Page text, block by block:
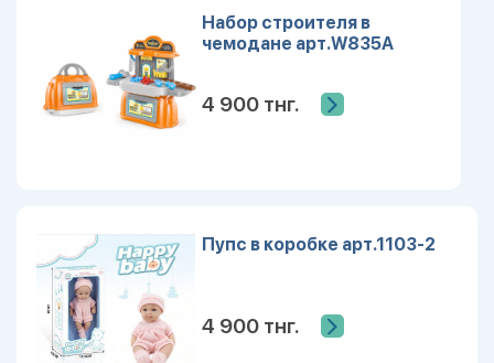
Набор строителя в
чемодане арт.W835A
4 900 тнг.
Пупс в коробке арт.1103-2
4 900 тнг.